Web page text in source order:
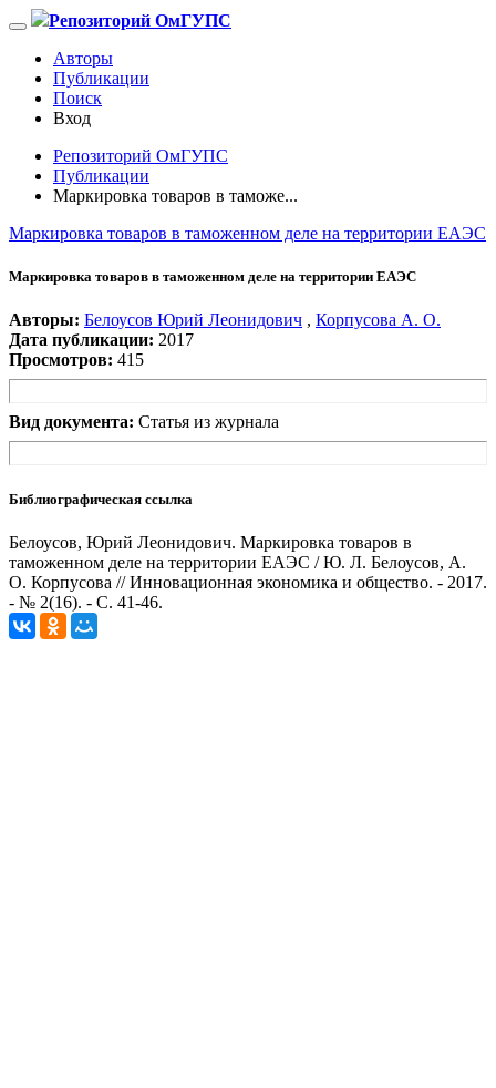
Репозиторий ОмГУПС
Авторы
Публикации
Поиск
Вход
Репозиторий ОмГУПС
Публикации
Маркировка товаров в таможе...
Маркировка товаров в таможенном деле на территории ЕАЭС
Маркировка товаров в таможенном деле на территории ЕАЭС
Авторы: Белоусов Юрий Леонидович , Корпусова А. О.
Дата публикации: 2017
Просмотров: 415
Вид документа: Статья из журнала
Библиографическая ссылка
Белоусов, Юрий Леонидович. Маркировка товаров в
таможенном деле на территории ЕАЭС / Ю. Л. Белоусов, А.
О. Корпусова // Инновационная экономика и общество. - 2017.
- № 2(16). - С. 41-46.